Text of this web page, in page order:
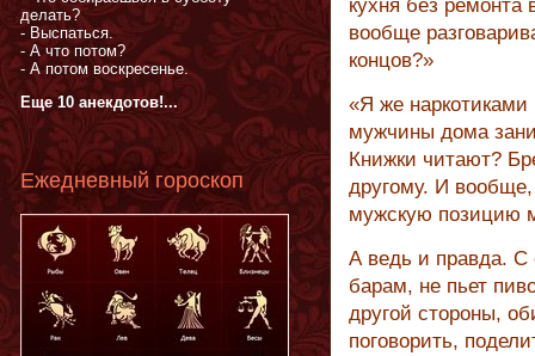
кухня без ремонта
вообще
концов?»
«Я же
мужчины дома
Книжки читают?
другому. И
мужскую позицию
А ведь и правда. С
барам, не пьет
другой стороны,
поговорить,
делать?
- Выспаться.
- А что потом?
- А потом воскресенье.
Еще 10 анекдотов!...
Ежедневный гороскоп